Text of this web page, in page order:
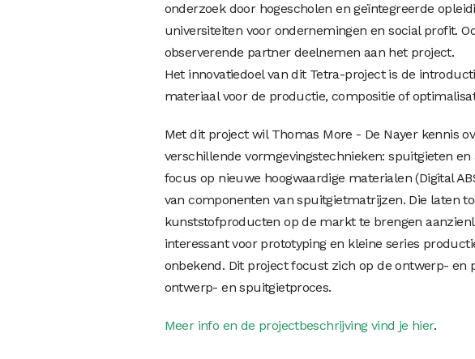
onderzoek door hogescholen en geïntegreerde
universiteiten voor ondernemingen en social profit.
observerende partner deelnemen aan het project.
Het innovatiedoel van dit Tetra-project is de
materiaal voor de productie, compositie of
Met dit project wil Thomas More - De Nayer kennis
verschillende vormgevingstechnieken: spuitgieten
focus op nieuwe hoogwaardige materialen (Digital
van componenten van spuitgietmatrijzen. Die laten
kunststofproducten op de markt te brengen
interessant voor prototyping en kleine series
onbekend. Dit project focust zich op de ontwerp- en
ontwerp- en spuitgietproces.
Meer info en de projectbeschrijving vind je hier.